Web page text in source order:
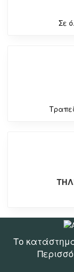
Σε
Το